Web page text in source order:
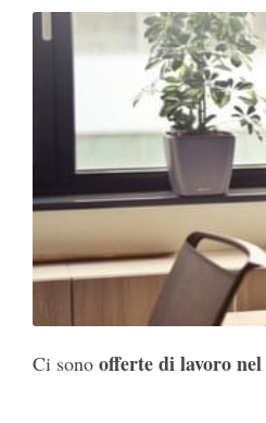
Ci sono offerte di lavoro